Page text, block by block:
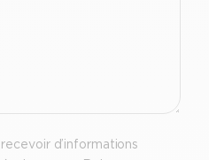
d’informations